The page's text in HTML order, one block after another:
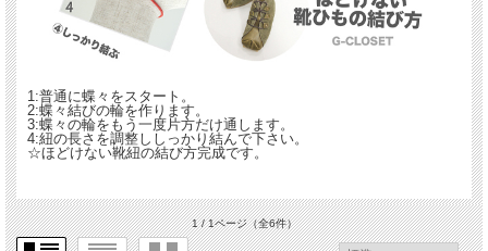
1:普通に蝶々をスタート。
2:蝶々結びの輪を作ります。
3:蝶々の輪をもう一度片方だけ通します。
4:紐の長さを調整ししっかり結んで下さい。
☆ほどけない靴紐の結び方完成です。
1 / 1ページ（全6件）